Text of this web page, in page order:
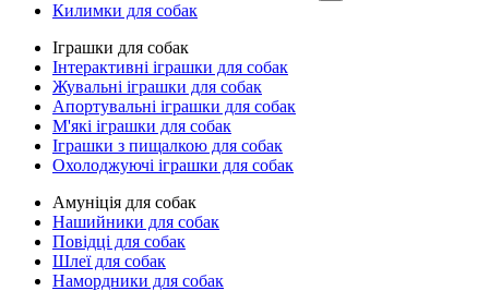
Килимки для собак
Іграшки для собак
Інтерактивні іграшки для собак
Жувальні іграшки для собак
Апортувальні іграшки для собак
М'які іграшки для собак
Іграшки з пищалкою для собак
Охолоджуючі іграшки для собак
Амуніція для собак
Нашийники для собак
Повідці для собак
Шлеї для собак
Намордники для собак